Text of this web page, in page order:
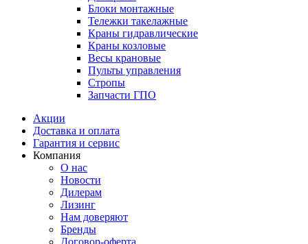
Блоки монтажные
Тележки такелажные
Краны гидравлические
Краны козловые
Весы крановые
Пульты управления
Стропы
Запчасти ГПО
Акции
Доставка и оплата
Гарантия и сервис
Компания
О нас
Новости
Дилерам
Лизинг
Нам доверяют
Бренды
Договор-оферта